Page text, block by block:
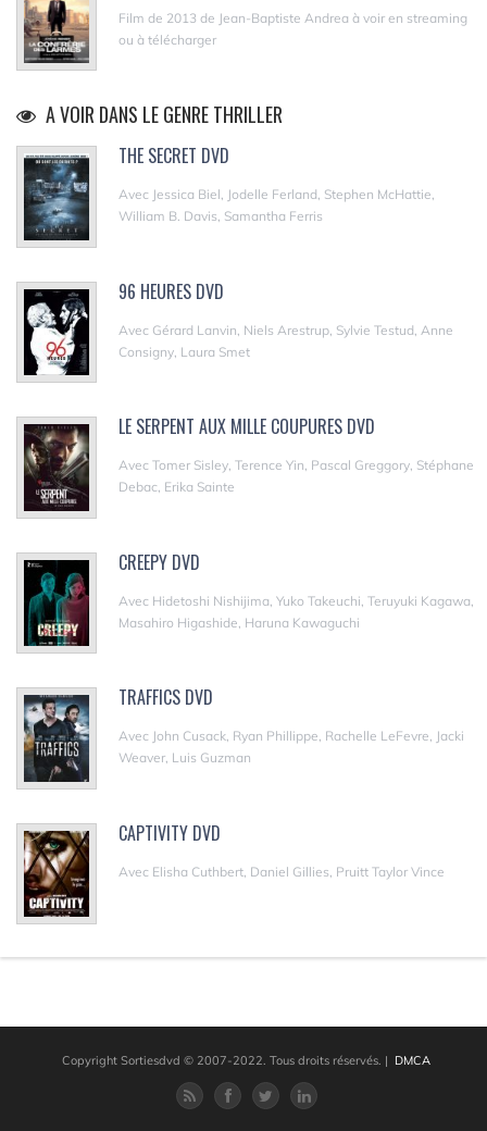
Film de 2013 de Jean-Baptiste Andrea à voir en streaming
ou à télécharger
A VOIR DANS LE GENRE THRILLER
THE SECRET DVD
Avec Jessica Biel, Jodelle Ferland, Stephen McHattie,
William B. Davis, Samantha Ferris
96 HEURES DVD
Avec Gérard Lanvin, Niels Arestrup, Sylvie Testud, Anne
Consigny, Laura Smet
LE SERPENT AUX MILLE COUPURES DVD
Avec Tomer Sisley, Terence Yin, Pascal Greggory, Stéphane
Debac, Erika Sainte
CREEPY DVD
Avec Hidetoshi Nishijima, Yuko Takeuchi, Teruyuki Kagawa,
Masahiro Higashide, Haruna Kawaguchi
TRAFFICS DVD
Avec John Cusack, Ryan Phillippe, Rachelle LeFevre, Jacki
Weaver, Luis Guzman
CAPTIVITY DVD
Avec Elisha Cuthbert, Daniel Gillies, Pruitt Taylor Vince
Copyright Sortiesdvd © 2007-2022. Tous droits réservés. | DMCA